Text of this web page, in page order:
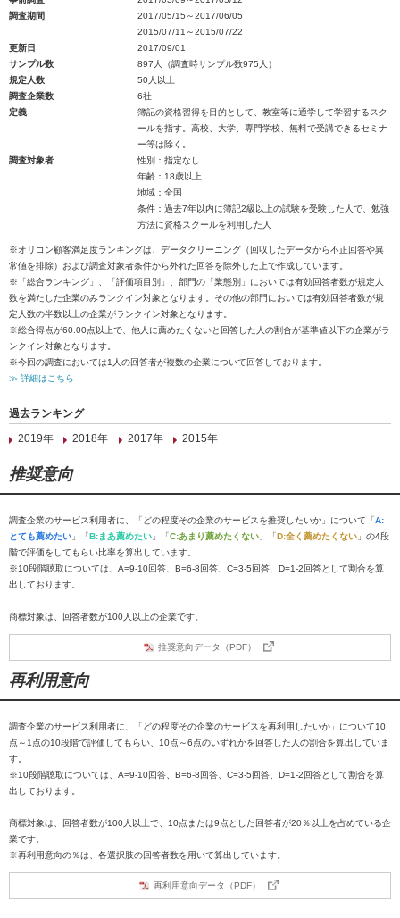
調査期間
2017/05/15～2017/06/05
2015/07/11～2015/07/22
更新日
2017/09/01
サンプル数
897人（調査時サンプル数975人）
規定人数
50人以上
調査企業数
6社
定義
簿記の資格習得を目的として、教室等に通学して学習するスク
ールを指す。高校、大学、専門学校、無料で受講できるセミナ
ー等は除く。
調査対象者
性別：指定なし
年齢：18歳以上
地域：全国
条件：過去7年以内に簿記2級以上の試験を受験した人で、勉強
方法に資格スクールを利用した人
※オリコン顧客満足度ランキングは、データクリーニング（回収したデータから不正回答や異
常値を排除）および調査対象者条件から外れた回答を除外した上で作成しています。
※「総合ランキング」、「評価項目別」、部門の「業態別」においては有効回答者数が規定人
数を満たした企業のみランクイン対象となります。その他の部門においては有効回答者数が規
定人数の半数以上の企業がランクイン対象となります。
※総合得点が60.00点以上で、他人に薦めたくないと回答した人の割合が基準値以下の企業がラ
ンクイン対象となります。
※今回の調査においては1人の回答者が複数の企業について回答しております。
≫ 詳細はこちら
過去ランキング
2019年
2018年 2017年 2015年
推奨意向
調査企業のサービス利用者に、「どの程度その企業のサービスを推奨したいか」について「A:
とても薦めたい 」「B:まあ薦めたい 」「C:あまり薦めたくない 」「D:全く薦めたくない 」の4段
階で評価をしてもらい比率を算出しています。
※10段階聴取については、A=9-10回答、B=6-8回答、C=3-5回答、D=1-2回答として割合を算
出しております。
商標対象は、回答者数が100人以上の企業です。
推奨意向データ（PDF）
再利用意向
調査企業のサービス利用者に、「どの程度その企業のサービスを再利用したいか」について10
点～1点の10段階で評価してもらい、10点～6点のいずれかを回答した人の割合を算出していま
す。
※10段階聴取については、A=9-10回答、B=6-8回答、C=3-5回答、D=1-2回答として割合を算
出しております。
商標対象は、回答者数が100人以上で、10点または9点とした回答者が20％以上を占めている企
業です。
※再利用意向の％は、各選択肢の回答者数を用いて算出しています。
再利用意向データ（PDF）